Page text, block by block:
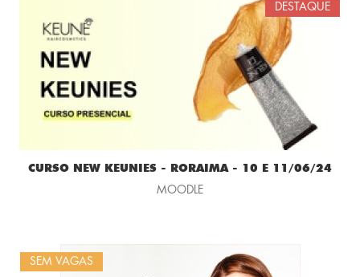
DESTAQUE
CURSO NEW KEUNIES - RORAIMA - 10 E 11/06/24
MOODLE
SEM VAGAS